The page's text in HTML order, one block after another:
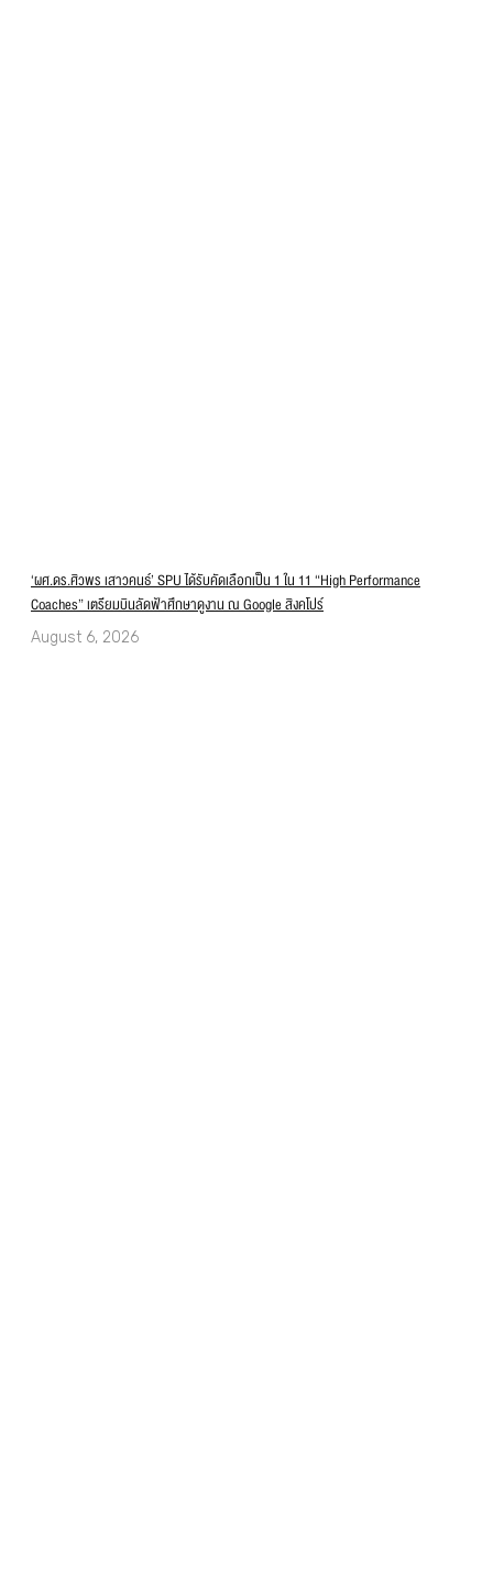
‘ผศ.ดร.ศิวพร เสาวคนธ์’ SPU ได้รับคัดเลือกเป็น 1 ใน 11 “High Performance
Coaches” เตรียมบินลัดฟ้าศึกษาดูงาน ณ Google สิงคโปร์
August 6, 2026